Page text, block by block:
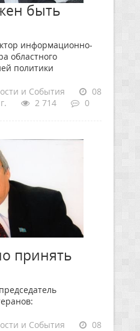
быть
информационно-
областного
политики
и События
08
2 714 0
принять
и События
08